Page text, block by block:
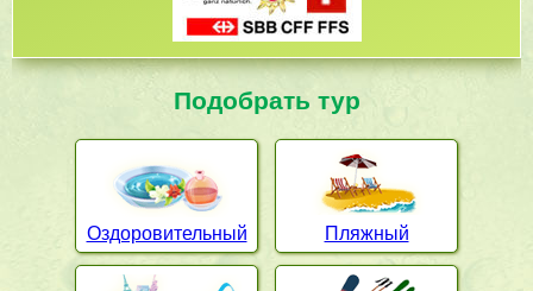
Подобрать тур
Оздоровительный Пляжный